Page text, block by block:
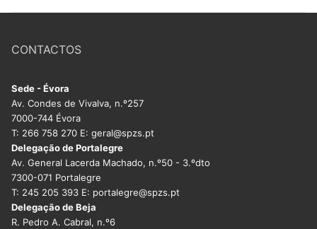
ENSINO SUPERIOR
PROFESSORES CONTRATADOS
DOCENTES APOSENTADOS
Formação
Área de Sócios
Revista Intervir
CONTACTOS
Sede - Évora
Av. Condes de Vivalva, n.º257
7000-744 Évora
T: 266 758 270 E: geral@spzs.pt
Delegação de Portalegre
Av. General Lacerda Machado, n.º50 - 3.ºdto
7300-071 Portalegre
T: 245 205 393 E: portalegre@spzs.pt
Delegação de Beja
R. Pedro A. Cabral, n.º6